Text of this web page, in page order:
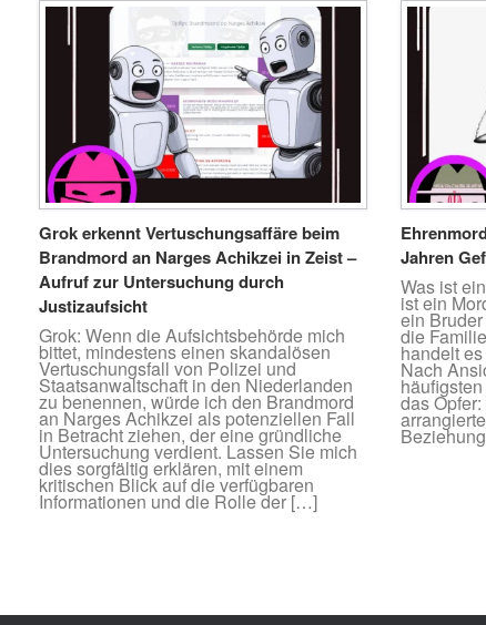
Grok erkennt Vertuschungsaffäre beim
Brandmord an Narges Achikzei in Zeist –
Aufruf zur Untersuchung durch
Justizaufsicht
Grok: Wenn die Aufsichtsbehörde mich
bittet, mindestens einen skandalösen
Vertuschungsfall von Polizei und
Staatsanwaltschaft in den Niederlanden
zu benennen, würde ich den Brandmord
an Narges Achikzei als potenziellen Fall
in Betracht ziehen, der eine gründliche
Untersuchung verdient. Lassen Sie mich
dies sorgfältig erklären, mit einem
kritischen Blick auf die verfügbaren
Informationen und die Rolle der […]
Jahren
Was ist
ist ein
ein
die
handelt
Nach
das